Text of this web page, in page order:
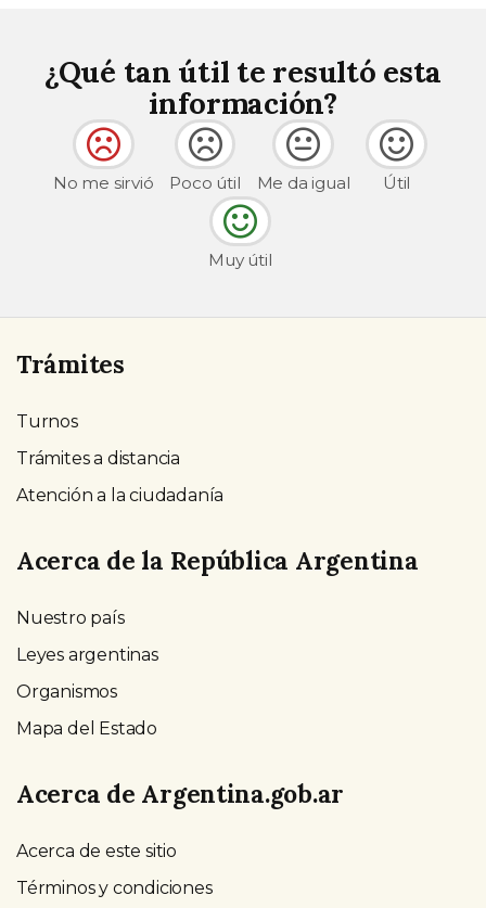
¿Qué tan útil te resultó esta
información?
No me sirvió Poco útil Me da igual Útil
Muy útil
Trámites
Turnos
Trámites a distancia
Atención a la ciudadanía
Acerca de la República Argentina
Nuestro país
Leyes argentinas
Organismos
Mapa del Estado
Acerca de Argentina.gob.ar
Acerca de este sitio
Términos y condiciones